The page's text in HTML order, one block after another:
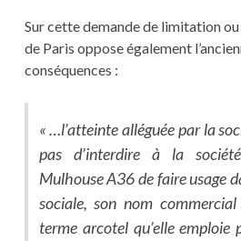
Sur cette demande de limitation
de Paris oppose également
conséquences :
« …l’atteinte alléguée par la
pas d’interdire à la
Mulhouse A36 de faire usage
sociale, son nom
terme arcotel qu’elle emploie